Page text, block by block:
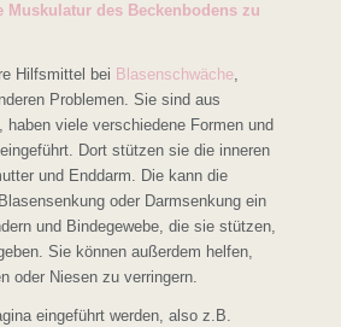
Muskulatur des Beckenbodens zu
Hilfsmittel bei Blasenschwäche,
Problemen. Sie sind aus
viele verschiedene Formen und
Dort stützen sie die inneren
und Enddarm. Die kann die
oder Darmsenkung ein
und Bindegewebe, die sie stützen,
Sie können außerdem helfen,
oder Niesen zu verringern.
eingeführt werden, also z.B.